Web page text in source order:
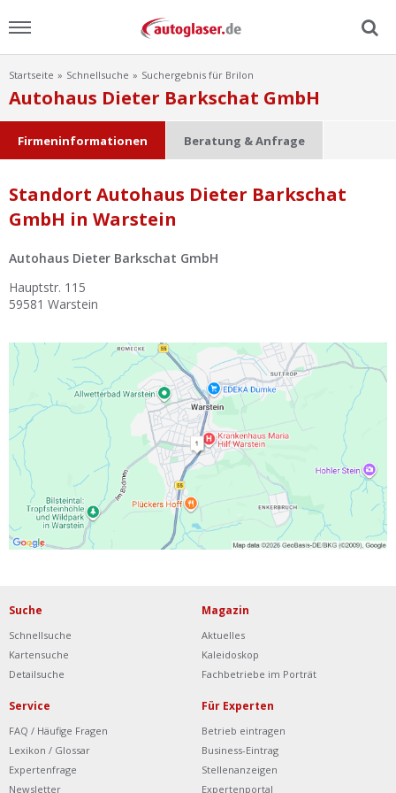
Menu
Home
Ratgeber
Scheibensuche
FAQ
Lexikon
Ist Ihre Werkstatt schon dabei?
Kostenlos eintragen
Werkstatt Login
Startseite Schnellsuche Suchergebnis für Brilon
Autohaus Dieter Barkschat GmbH
Firmeninformationen Beratung & Anfrage
Standort Autohaus Dieter Barkschat
GmbH in Warstein
Autohaus Dieter Barkschat GmbH
Hauptstr. 115
59581 Warstein
Suche
Schnellsuche
Kartensuche
Detailsuche
Magazin
Aktuelles
Kaleidoskop
Fachbetriebe im Porträt
Service
FAQ / Häufige Fragen
Lexikon / Glossar
Expertenfrage
Newsletter
Für Experten
Betrieb eintragen
Business-Eintrag
Stellenanzeigen
Expertenportal